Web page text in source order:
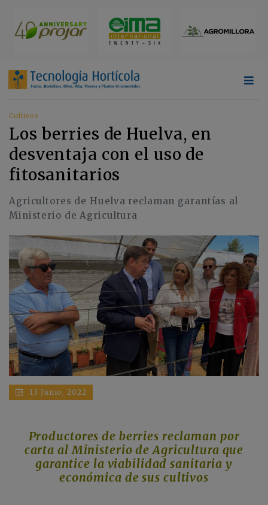
Cultivos
Los berries de Huelva, en
desventaja con el uso de
fitosanitarios
Agricultores de Huelva reclaman garantías al
Ministerio de Agricultura
13 Junio, 2022
Productores de berries reclaman por
carta al Ministerio de Agricultura que
garantice la viabilidad sanitaria y
económica de sus cultivos